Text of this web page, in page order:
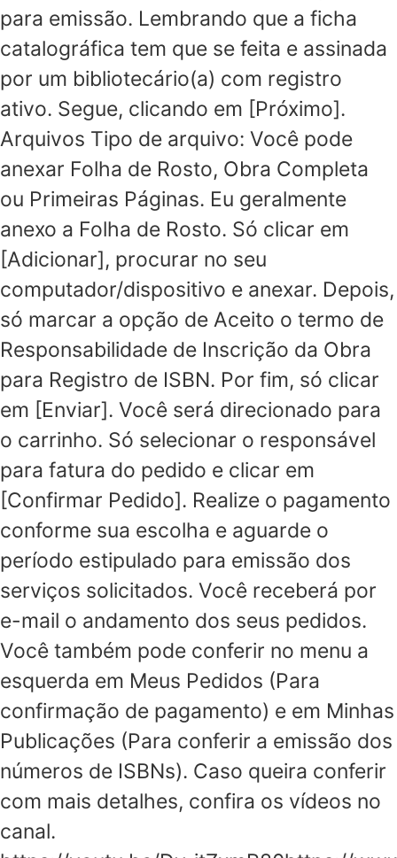
para emissão. Lembrando que a ficha
catalográfica tem que se feita e assinada
por um bibliotecário(a) com registro
ativo. Segue, clicando em [Próximo].
Arquivos Tipo de arquivo: Você pode
anexar Folha de Rosto, Obra Completa
ou Primeiras Páginas. Eu geralmente
anexo a Folha de Rosto. Só clicar em
[Adicionar], procurar no seu
computador/dispositivo e anexar. Depois,
só marcar a opção de Aceito o termo de
Responsabilidade de Inscrição da Obra
para Registro de ISBN. Por fim, só clicar
em [Enviar]. Você será direcionado para
o carrinho. Só selecionar o responsável
para fatura do pedido e clicar em
[Confirmar Pedido]. Realize o pagamento
conforme sua escolha e aguarde o
período estipulado para emissão dos
serviços solicitados. Você receberá por
e-mail o andamento dos seus pedidos.
Você também pode conferir no menu a
esquerda em Meus Pedidos (Para
confirmação de pagamento) e em Minhas
Publicações (Para conferir a emissão dos
números de ISBNs). Caso queira conferir
com mais detalhes, confira os vídeos no
canal.